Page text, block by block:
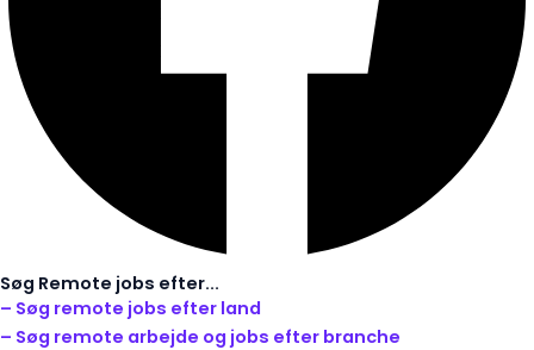
Søg Remote jobs efter...
– Søg remote jobs efter land
– Søg remote arbejde og jobs efter branche